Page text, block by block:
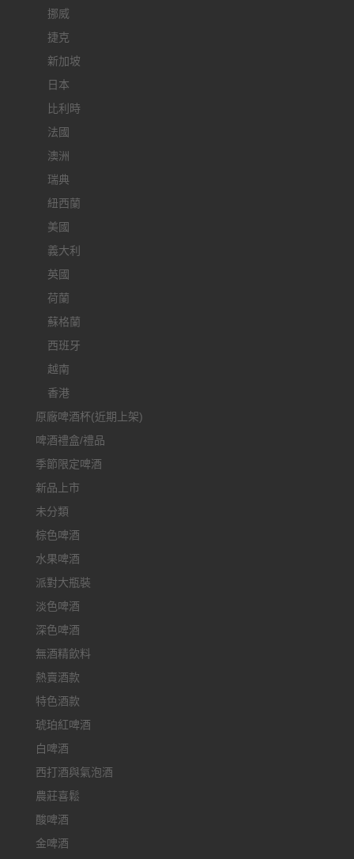
挪威
捷克
新加坡
日本
比利時
法國
澳洲
瑞典
紐西蘭
美國
義大利
英國
荷蘭
蘇格蘭
西班牙
越南
香港
原廠啤酒杯(近期上架)
啤酒禮盒/禮品
季節限定啤酒
新品上市
未分類
棕色啤酒
水果啤酒
派對大瓶裝
淡色啤酒
深色啤酒
無酒精飲料
熱賣酒款
特色酒款
琥珀紅啤酒
白啤酒
西打酒與氣泡酒
農莊喜鬆
酸啤酒
金啤酒